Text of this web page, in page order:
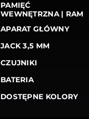
PAMIĘĆ
WEWNĘTRZNA | RAM
APARAT GŁÓWNY
JACK 3,5 MM
CZUJNIKI
BATERIA
DOSTĘPNE KOLORY